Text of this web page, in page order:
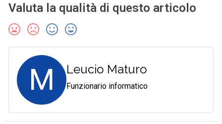
Valuta la qualità di questo articolo
M Leucio Maturo
Funzionario informatico